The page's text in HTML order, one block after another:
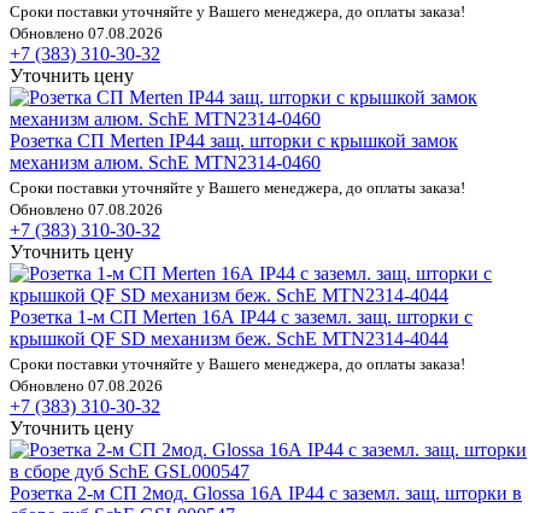
Сроки поставки уточняйте у Вашего менеджера, до оплаты заказа!
Обновлено 07.08.2026
+7 (383) 310-30-32
Уточнить цену
Розетка СП Merten IP44 защ. шторки с крышкой замок
механизм алюм. SchE MTN2314-0460
Сроки поставки уточняйте у Вашего менеджера, до оплаты заказа!
Обновлено 07.08.2026
+7 (383) 310-30-32
Уточнить цену
Розетка 1-м СП Merten 16А IP44 с заземл. защ. шторки с
крышкой QF SD механизм беж. SchE MTN2314-4044
Сроки поставки уточняйте у Вашего менеджера, до оплаты заказа!
Обновлено 07.08.2026
+7 (383) 310-30-32
Уточнить цену
Розетка 2-м СП 2мод. Glossa 16А IP44 с заземл. защ. шторки в